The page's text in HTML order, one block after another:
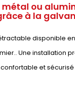
ou
à la
disponible
Une installation
et